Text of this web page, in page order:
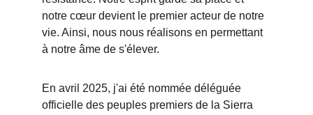
notre cœur devient le premier acteur de notre
vie. Ainsi, nous nous réalisons en permettant
à notre âme de s'élever.
En avril 2025, j'ai été nommée déléguée
officielle des peuples premiers de la Sierra